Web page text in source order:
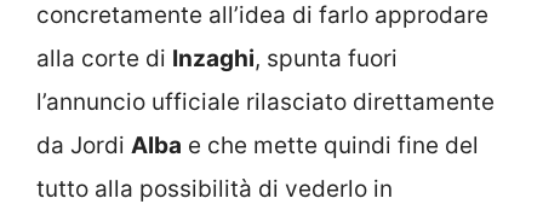
concretamente all’idea di farlo approdare
alla corte di Inzaghi, spunta fuori
l’annuncio ufficiale rilasciato direttamente
da Jordi Alba e che mette quindi fine del
tutto alla possibilità di vederlo in